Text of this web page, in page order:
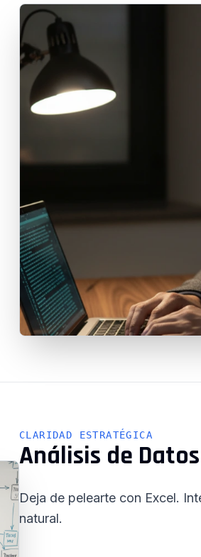
CLARIDAD ESTRATÉGICA
Análisis de
Deja de pelearte con Excel.
natural.